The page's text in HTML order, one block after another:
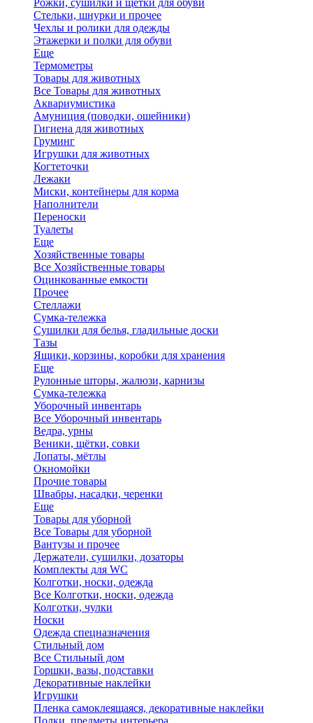
Рожки, сушилки и щетки для обуви
Стельки, шнурки и прочее
Чехлы и ролики для одежды
Этажерки и полки для обуви
Еще
Термометры
Товары для животных
Все Товары для животных
Аквариумистика
Амуниция (поводки, ошейники)
Гигиена для животных
Груминг
Игрушки для животных
Когтеточки
Лежаки
Миски, контейнеры для корма
Наполнители
Переноски
Туалеты
Еще
Хозяйственные товары
Все Хозяйственные товары
Оцинкованные емкости
Прочее
Стеллажи
Сумка-тележка
Сушилки для белья, гладильные доски
Тазы
Ящики, корзины, коробки для хранения
Еще
Рулонные шторы, жалюзи, карнизы
Сумка-тележка
Уборочный инвентарь
Все Уборочный инвентарь
Ведра, урны
Веники, щётки, совки
Лопаты, мётлы
Окномойки
Прочие товары
Швабры, насадки, черенки
Еще
Товары для уборной
Все Товары для уборной
Вантузы и прочее
Держатели, сушилки, дозаторы
Комплекты для WC
Колготки, носки, одежда
Все Колготки, носки, одежда
Колготки, чулки
Носки
Одежда спецназначения
Стильный дом
Все Стильный дом
Горшки, вазы, подставки
Декоративные наклейки
Игрушки
Пленка самоклеящаяся, декоративные наклейки
Полки, предметы интерьера